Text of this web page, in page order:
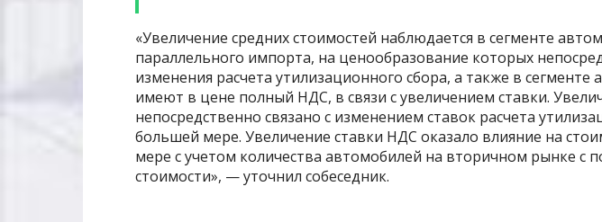
«Увеличение средних стоимостей наблюдается в сегменте
параллельного импорта, на ценообразование которых
изменения расчета утилизационного сбора, а также в
имеют в цене полный НДС, в связи с увеличением ставки.
непосредственно связано с изменением ставок расчета
большей мере. Увеличение ставки НДС оказало влияние на
мере с учетом количества автомобилей на вторичном рынке с
стоимости», — уточнил собеседник.